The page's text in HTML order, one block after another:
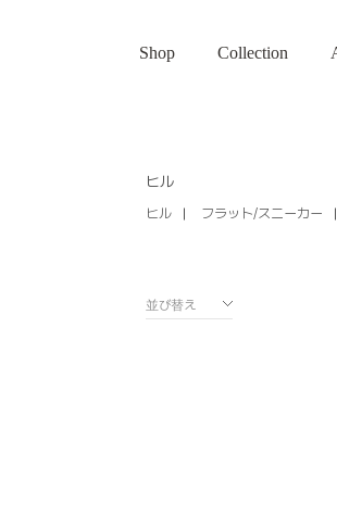
Shop Collection
ヒル
ヒル フラット/スニーカー
並び替え